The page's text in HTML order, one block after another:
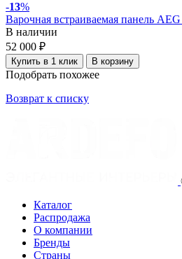
-13%
Варочная встраиваемая панель
В наличии
52 000 ₽
Купить в 1 клик В корзину
Подобрать похожее
Возврат к списку
Каталог
Распродажа
О компании
Бренды
Страны